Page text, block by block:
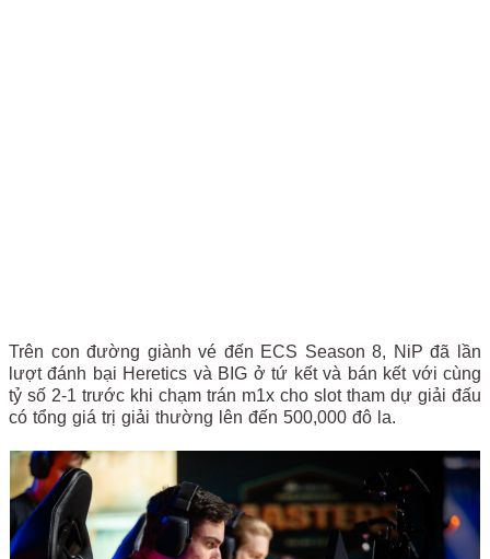
Trên con đường giành vé đến ECS Season 8, NiP đã lần
lượt đánh bại Heretics và BIG ở tứ kết và bán kết với cùng
tỷ số 2-1 trước khi chạm trán m1x cho slot tham dự giải đấu
có tổng giá trị giải thường lên đến 500,000 đô la.